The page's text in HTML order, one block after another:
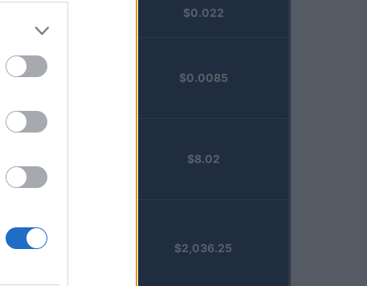
$0.022
$0.0085
$8.02
$2,036.25